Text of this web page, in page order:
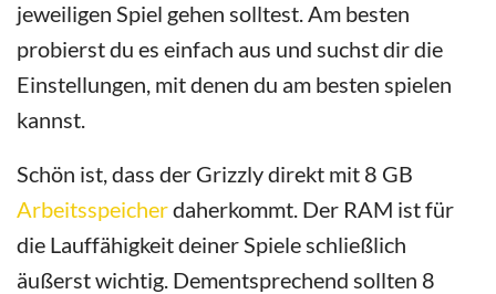
jeweiligen Spiel gehen solltest. Am besten
probierst du es einfach aus und suchst dir die
Einstellungen, mit denen du am besten spielen
kannst.
Schön ist, dass der Grizzly direkt mit 8 GB
Arbeitsspeicherdaherkommt. Der RAM ist für
die Lauffähigkeit deiner Spiele schließlich
äußerst wichtig. Dementsprechend sollten 8